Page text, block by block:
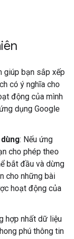
giúp bạn sắp xếp
có ý nghĩa cho
động của mình
dụng Google
: Nếu ứng
cho phép theo
bắt đầu và dừng
cho những bài
hoạt động của
hợp nhất dữ liệu
phú thông tin